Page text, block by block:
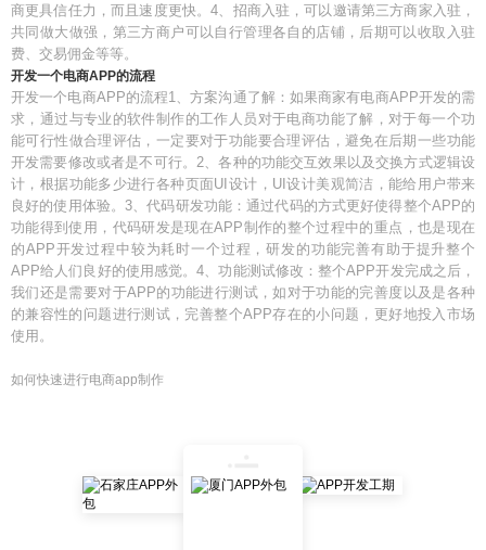
商更具信任力，而且速度更快。4、招商入驻，可以邀请第三方商家入驻，
共同做大做强，第三方商户可以自行管理各自的店铺，后期可以收取入驻
费、交易佣金等等。
开发一个电商APP的流程
开发一个电商APP的流程1、方案沟通了解：如果商家有电商APP开发的需
求，通过与专业的软件制作的工作人员对于电商功能了解，对于每一个功
能可行性做合理评估，一定要对于功能要合理评估，避免在后期一些功能
开发需要修改或者是不可行。2、各种的功能交互效果以及交换方式逻辑设
计，根据功能多少进行各种页面UI设计，UI设计美观简洁，能给用户带来
良好的使用体验。3、代码研发功能：通过代码的方式更好使得整个APP的
功能得到使用，代码研发是现在APP制作的整个过程中的重点，也是现在
的APP开发过程中较为耗时一个过程，研发的功能完善有助于提升整个
APP给人们良好的使用感觉。4、功能测试修改：整个APP开发完成之后，
我们还是需要对于APP的功能进行测试，如对于功能的完善度以及是各种
的兼容性的问题进行测试，完善整个APP存在的小问题，更好地投入市场
使用。
如何快速进行电商app制作